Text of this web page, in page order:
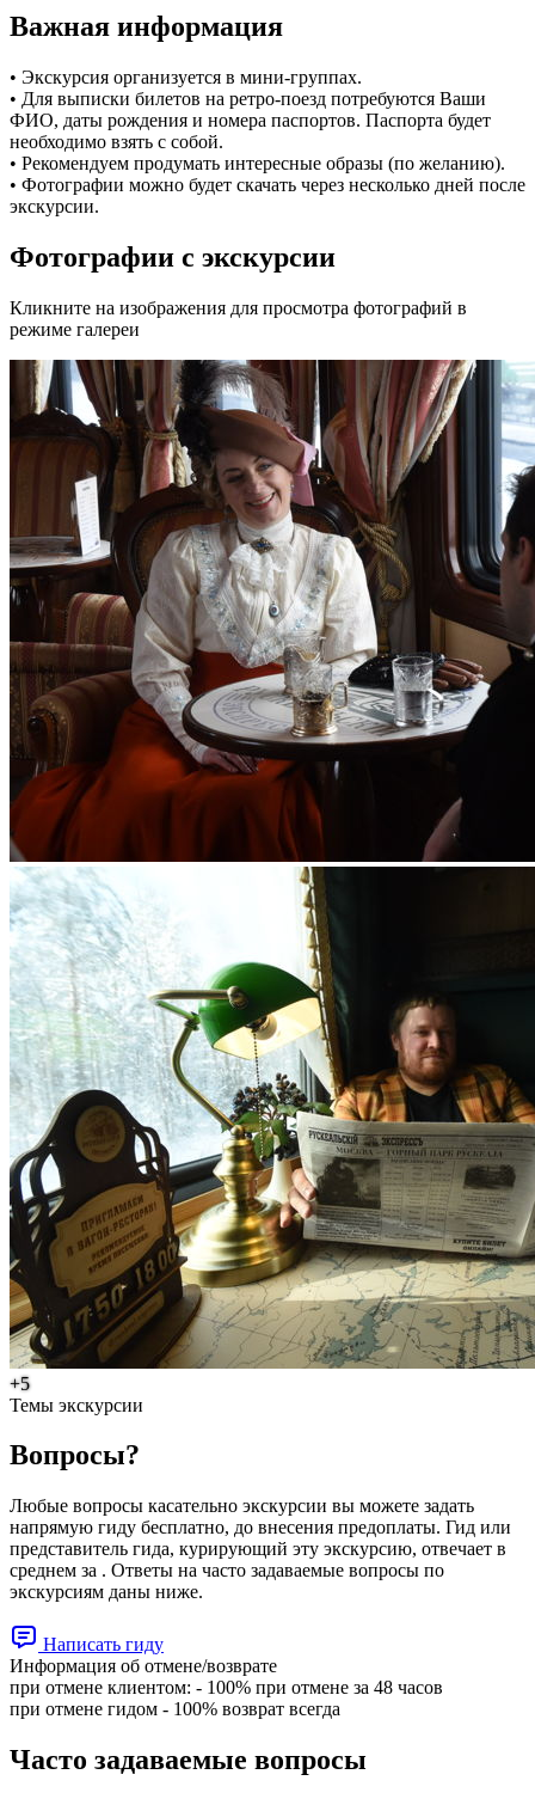
Важная информация
• Экскурсия организуется в мини-группах.
• Для выписки билетов на ретро-поезд потребуются Ваши
ФИО, даты рождения и номера паспортов. Паспорта будет
необходимо взять с собой.
• Рекомендуем продумать интересные образы (по желанию).
• Фотографии можно будет скачать через несколько дней после
экскурсии.
Фотографии с экскурсии
Кликните на изображения для просмотра фотографий в
режиме галереи
+5
Темы экскурсии
Вопросы?
Любые вопросы касательно экскурсии вы можете задать
напрямую гиду бесплатно, до внесения предоплаты. Гид или
представитель гида, курирующий эту экскурсию, отвечает в
среднем за . Ответы на часто задаваемые вопросы по
экскурсиям даны ниже.
Написать гиду
Информация об отмене/возврате
при отмене клиентом: - 100% при отмене за 48 чаcов
при отмене гидом - 100% возврат всегда
Часто задаваемые вопросы